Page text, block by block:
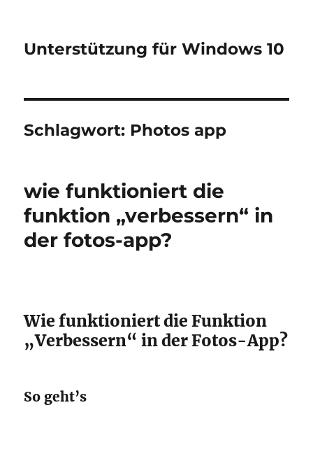
Unterstützung für Windows 10
Schlagwort: Photos app
wie funktioniert die
funktion „verbessern“ in
der fotos-app?
Wie funktioniert die Funktion
„Verbessern“ in der Fotos-App?
So geht’s